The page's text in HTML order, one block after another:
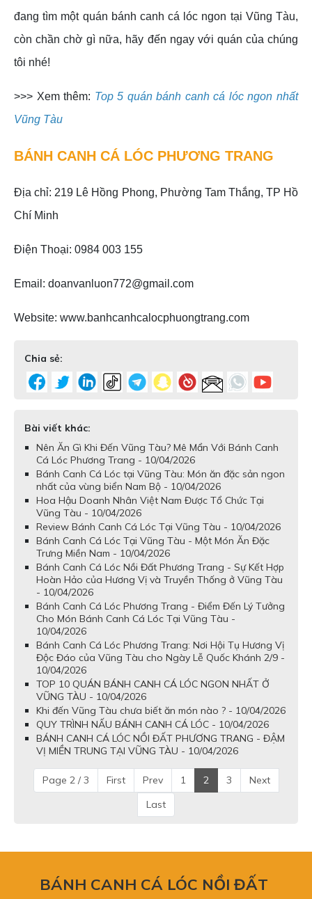
đang tìm một quán bánh canh cá lóc ngon tại Vũng Tàu,
còn chần chờ gì nữa, hãy đến ngay với quán của chúng
tôi nhé!
>>> Xem thêm: Top 5 quán bánh canh cá lóc ngon nhất
Vũng Tàu
BÁNH CANH CÁ LÓC PHƯƠNG TRANG
Địa chỉ: 219 Lê Hồng Phong, Phường Tam Thắng, TP Hồ
Chí Minh
Điện Thoại: 0984 003 155
Email: doanvanluon772@gmail.com
Website: www.banhcanhcalocphuongtrang.com
Chia sẻ:
Bài viết khác:
Nên Ăn Gì Khi Đến Vũng Tàu? Mê Mẩn Với Bánh Canh
Cá Lóc Phương Trang - 10/04/2026
Bánh Canh Cá Lóc tại Vũng Tàu: Món ăn đặc sản ngon
nhất của vùng biển Nam Bộ - 10/04/2026
Hoa Hậu Doanh Nhân Việt Nam Được Tổ Chức Tại
Vũng Tàu - 10/04/2026
Review Bánh Canh Cá Lóc Tại Vũng Tàu - 10/04/2026
Bánh Canh Cá Lóc Tại Vũng Tàu - Một Món Ăn Đặc
Trưng Miền Nam - 10/04/2026
Bánh Canh Cá Lóc Nồi Đất Phương Trang - Sự Kết Hợp
Hoàn Hảo của Hương Vị và Truyền Thống ở Vũng Tàu
- 10/04/2026
Bánh Canh Cá Lóc Phương Trang - Điểm Đến Lý Tưởng
Cho Món Bánh Canh Cá Lóc Tại Vũng Tàu -
10/04/2026
Bánh Canh Cá Lóc Phương Trang: Nơi Hội Tụ Hương Vị
Độc Đáo của Vũng Tàu cho Ngày Lễ Quốc Khánh 2/9 -
10/04/2026
TOP 10 QUÁN BÁNH CANH CÁ LÓC NGON NHẤT Ở
VŨNG TÀU - 10/04/2026
Khi đến Vũng Tàu chưa biết ăn món nào ? - 10/04/2026
QUY TRÌNH NẤU BÁNH CANH CÁ LÓC - 10/04/2026
BÁNH CANH CÁ LÓC NỒI ĐẤT PHƯƠNG TRANG - ĐẬM
VỊ MIỀN TRUNG TẠI VŨNG TÀU - 10/04/2026
Page 2 / 3 First Prev 1 2 3
Next
Last
BÁNH CANH CÁ LÓC NỒI ĐẤT